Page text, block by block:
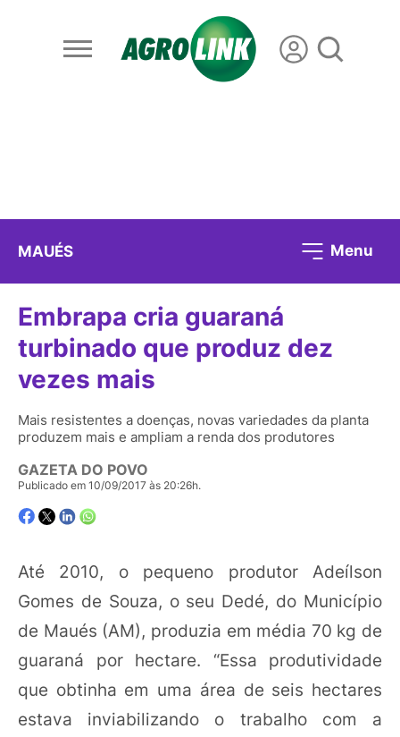
MAUÉS Menu
Embrapa cria guaraná
turbinado que produz dez
vezes mais
Mais resistentes a doenças, novas variedades da planta
produzem mais e ampliam a renda dos produtores
GAZETA DO POVO
Publicado em 10/09/2017 às 20:26h.
Até 2010, o pequeno produtor Adeílson
Gomes de Souza, o seu Dedé, do Município
de Maués (AM), produzia em média 70 kg de
guaraná por hectare. “Essa produtividade
que obtinha em uma área de seis hectares
estava inviabilizando o trabalho com a